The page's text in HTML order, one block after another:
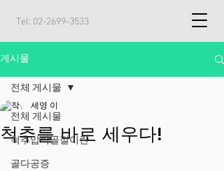
Tel: 02-2699-3533
게시물
전체 게시물
척추압박골절이란
골다공증
전체 게시물
척추를 바로 세우다!
세영 이